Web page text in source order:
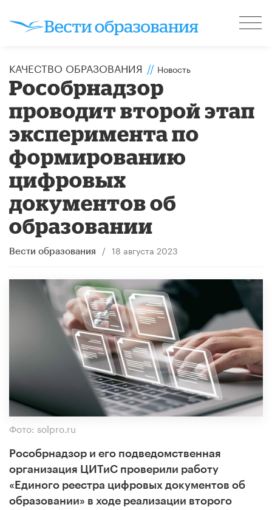
КАЧЕСТВО ОБРАЗОВАНИЯ // Новость
Рособрнадзор
проводит второй этап
эксперимента по
формированию
цифровых
документов об
образовании
Вести образования / 18 августа 2023
Фото: solpro.ru
Рособрнадзор и его подведомственная
организация ЦИТиС проверили работу
«Единого реестра цифровых документов об
образовании» в ходе реализации второго